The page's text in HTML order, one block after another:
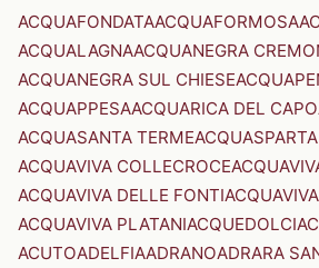
ACQUAFONDATAACQUAFORMOSA
ACQUALAGNAACQUANEGRA
ACQUANEGRA SUL CHIESE
ACQUAPPESAACQUARICA DEL CAPO
ACQUASANTA TERMEACQUASPARTA
ACQUAVIVA COLLECROCE
ACQUAVIVA DELLE FONTI
ACQUAVIVA PLATANIACQUEDOLCI
ACUTOADELFIAADRANOADRARA